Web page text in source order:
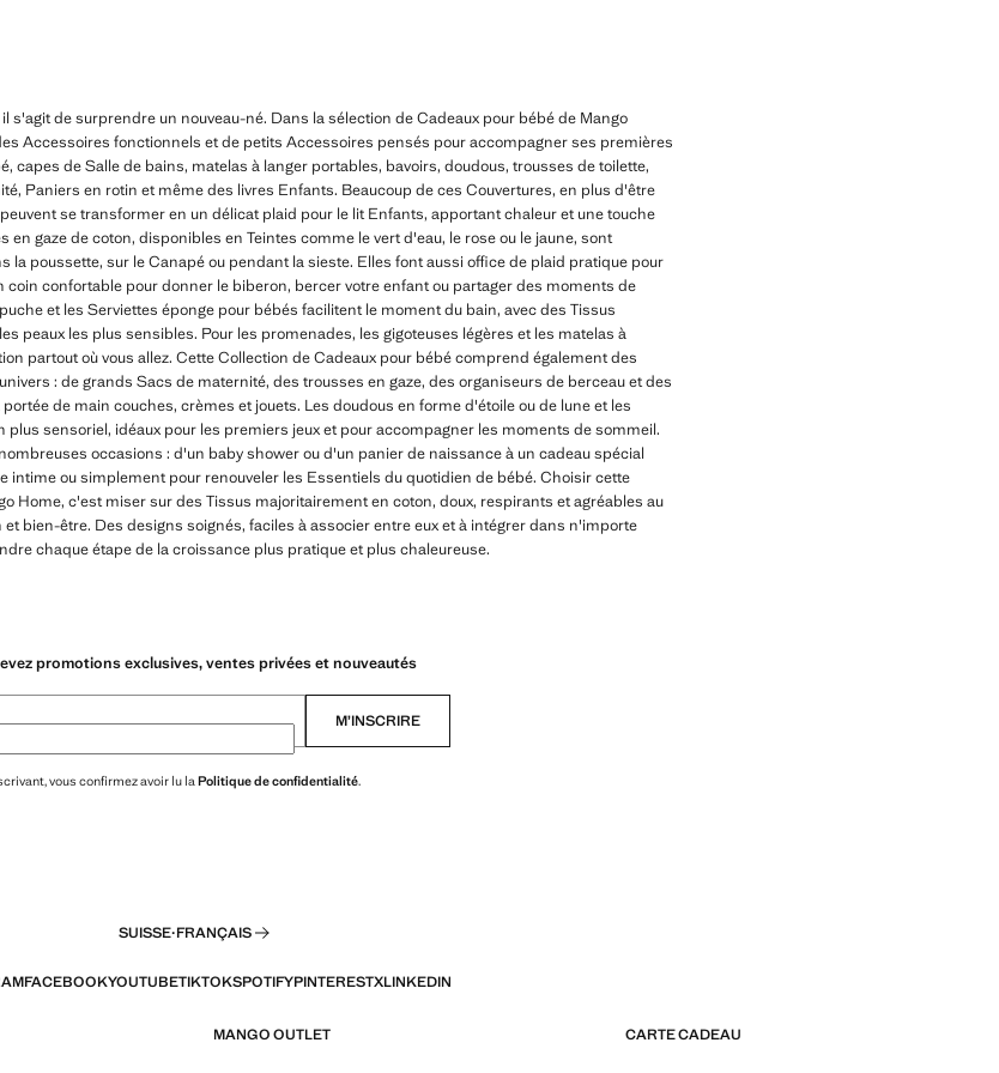
s'agit de surprendre un nouveau-né. Dans la sélection de Cadeaux pour bébé de Mango
Accessoires fonctionnels et de petits Accessoires pensés pour accompagner ses premières
capes de Salle de bains, matelas à langer portables, bavoirs, doudous, trousses de toilette,
Paniers en rotin et même des livres Enfants. Beaucoup de ces Couvertures, en plus d'être
se transformer en un délicat plaid pour le lit Enfants, apportant chaleur et une touche
en gaze de coton, disponibles en Teintes comme le vert d'eau, le rose ou le jaune, sont
la poussette, sur le Canapé ou pendant la sieste. Elles font aussi office de plaid pratique pour
coin confortable pour donner le biberon, bercer votre enfant ou partager des moments de
et les Serviettes éponge pour bébés facilitent le moment du bain, avec des Tissus
peaux les plus sensibles. Pour les promenades, les gigoteuses légères et les matelas à
partout où vous allez. Cette Collection de Cadeaux pour bébé comprend également des
: de grands Sacs de maternité, des trousses en gaze, des organiseurs de berceau et des
de main couches, crèmes et jouets. Les doudous en forme d'étoile ou de lune et les
sensoriel, idéaux pour les premiers jeux et pour accompagner les moments de sommeil.
occasions : d'un baby shower ou d'un panier de naissance à un cadeau spécial
intime ou simplement pour renouveler les Essentiels du quotidien de bébé. Choisir cette
Home, c'est miser sur des Tissus majoritairement en coton, doux, respirants et agréables au
bien-être. Des designs soignés, faciles à associer entre eux et à intégrer dans n'importe
chaque étape de la croissance plus pratique et plus chaleureuse.
promotions exclusives, ventes privées et nouveautés
M’INSCRIRE
vous confirmez avoir lu la Politique de confidentialité.
SUISSE·FRANÇAIS
FACEBOOKYOUTUBETIKTOKSPOTIFYPINTERESTXLINKEDIN
MANGO OUTLET CARTE CADEAU